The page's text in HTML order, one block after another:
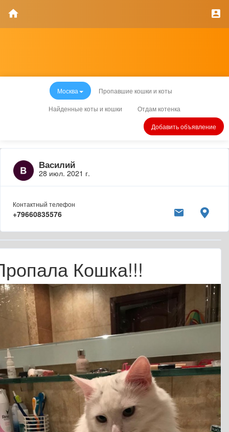
Москва Пропавшие кошки и коты
Найденные коты и кошки Отдам котенка
Добавить объявление
Василий
28 июл. 2021 г.
Контактный телефон
+79660835576
Кошка!!!